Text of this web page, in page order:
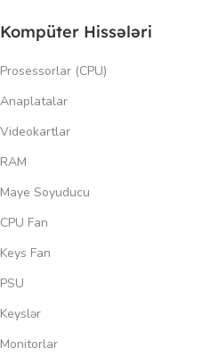
Kompüter Hissələri
Prosessorlar (CPU)
Anaplatalar
Videokartlar
RAM
Maye Soyuducu
CPU Fan
Keys Fan
PSU
Keyslər
Monitorlar